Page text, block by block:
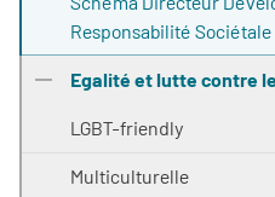
Responsabilité Sociétale
Egalité et lutte contre
LGBT-friendly
Multiculturelle